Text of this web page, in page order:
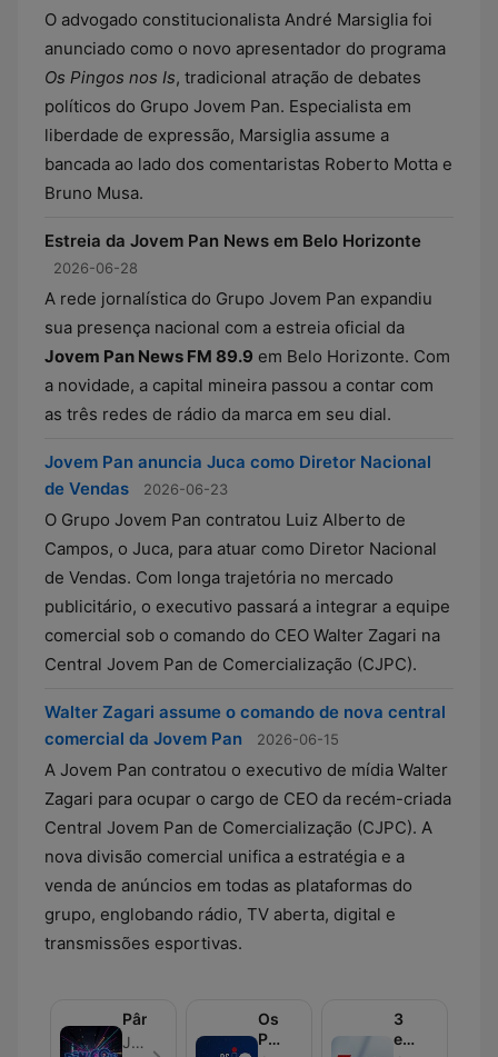
O advogado constitucionalista André Marsiglia foi
anunciado como o novo apresentador do programa
Os Pingos nos Is, tradicional atração de debates
políticos do Grupo Jovem Pan. Especialista em
liberdade de expressão, Marsiglia assume a
bancada ao lado dos comentaristas Roberto Motta e
Bruno Musa.
Estreia da Jovem Pan News em Belo Horizonte
2026-06-28
A rede jornalística do Grupo Jovem Pan expandiu
sua presença nacional com a estreia oficial da
Jovem Pan News FM 89.9 em Belo Horizonte. Com
a novidade, a capital mineira passou a contar com
as três redes de rádio da marca em seu dial.
Jovem Pan anuncia Juca como Diretor Nacional
de Vendas
2026-06-23
O Grupo Jovem Pan contratou Luiz Alberto de
Campos, o Juca, para atuar como Diretor Nacional
de Vendas. Com longa trajetória no mercado
publicitário, o executivo passará a integrar a equipe
comercial sob o comando do CEO Walter Zagari na
Central Jovem Pan de Comercialização (CJPC).
Walter Zagari assume o comando de nova central
comercial da Jovem Pan
2026-06-15
A Jovem Pan contratou o executivo de mídia Walter
Zagari para ocupar o cargo de CEO da recém-criada
Central Jovem Pan de Comercialização (CJPC). A
nova divisão comercial unifica a estratégia e a
venda de anúncios em todas as plataformas do
grupo, englobando rádio, TV aberta, digital e
transmissões esportivas.
Pânico
Jovem Pan - Episode 676
Os
Pingos
3
em